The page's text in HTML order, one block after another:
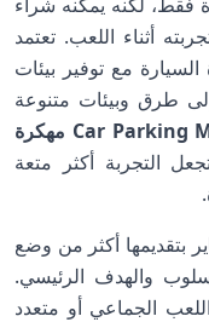
أثناء اللعب. تعتمد
مع توفير بيئات
طرق وبيئات متنوعة
لعبة Car Parking Multiplayer مهكرة
التجربة أكثر متعة
بتقديمها أكثر من وضع
والهدف الرئيسي.
الجماعي أو متعدد